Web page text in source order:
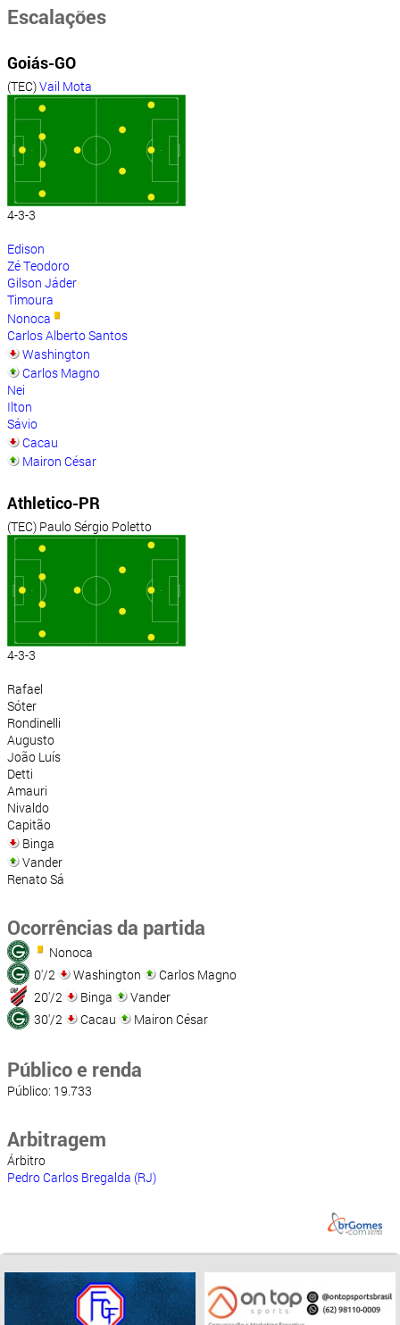
Escalações
Goiás-GO
(TEC)Vail Mota
4-3-3
Edison
Zé Teodoro
Gilson Jáder
Timoura
Nonoca
Carlos Alberto Santos
Washington
Carlos Magno
Nei
Ilton
Sávio
Cacau
Mairon César
Athletico-PR
(TEC) Paulo Sérgio Poletto
4-3-3
Rafael
Sóter
Rondinelli
Augusto
João Luís
Detti
Amauri
Nivaldo
Capitão
Binga
Vander
Renato Sá
Ocorrências da partida
Nonoca
0'/2
Washington
Carlos Magno
20'/2
Binga
Vander
30'/2
Cacau Mairon César
Público e renda
Público: 19.733
Arbitragem
Árbitro
Pedro Carlos Bregalda (RJ)